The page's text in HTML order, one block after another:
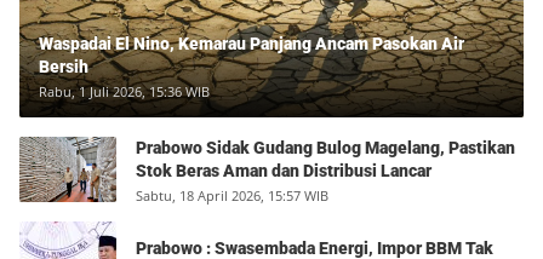
Waspadai El Nino, Kemarau Panjang Ancam Pasokan Air
Bersih
Rabu, 1 Juli 2026, 15:36 WIB
Prabowo Sidak Gudang Bulog Magelang, Pastikan
Stok Beras Aman dan Distribusi Lancar
Sabtu, 18 April 2026, 15:57 WIB
Prabowo : Swasembada Energi, Impor BBM Tak